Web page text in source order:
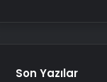
Son Yazılar